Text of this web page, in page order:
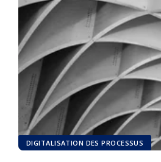
DIGITALISATION DES PROCESSUS